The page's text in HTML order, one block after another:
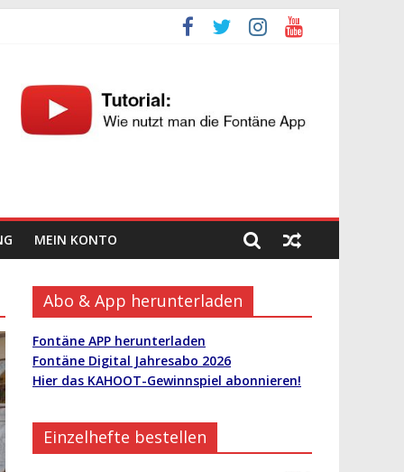
MEIN KONTO
Abo & App herunterladen
Fontäne APP herunterladen
Fontäne Digital Jahresabo 2026
Hier das KAHOOT-Gewinnspiel abonnieren!
Einzelhefte bestellen